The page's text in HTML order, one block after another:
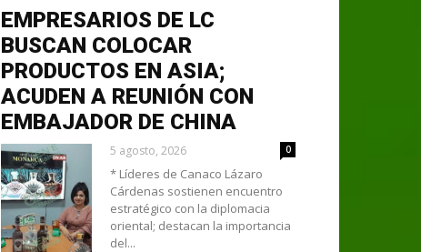
EMPRESARIOS DE LC
BUSCAN COLOCAR
PRODUCTOS EN ASIA;
ACUDEN A REUNIÓN CON
EMBAJADOR DE CHINA
5 agosto, 2026 0
* Líderes de Canaco Lázaro
Cárdenas sostienen encuentro
estratégico con la diplomacia
oriental; destacan la importancia
del...